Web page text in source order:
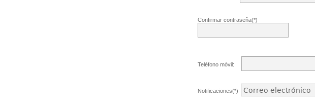
Confirmar contraseña(*)
Teléfono móvil:
Notificaciones(*)